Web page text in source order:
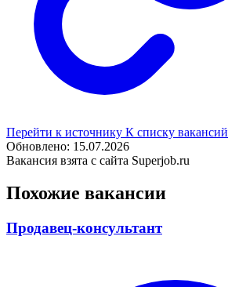
Перейти к источнику К списку вакансий
Обновлено: 15.07.2026
Вакансия взята с сайта Superjob.ru
Похожие вакансии
Продавец-консультант